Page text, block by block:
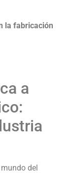
la fabricación
a
del